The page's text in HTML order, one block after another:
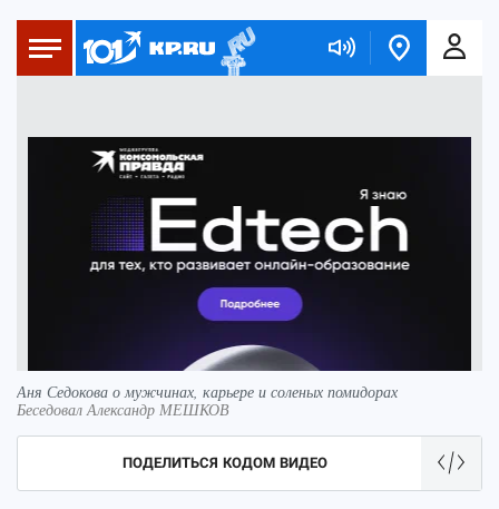
Аня Седокова о мужчинах, карьере и соленых помидорах
Беседовал Александр МЕШКОВ
ПОДЕЛИТЬСЯ КОДОМ ВИДЕО